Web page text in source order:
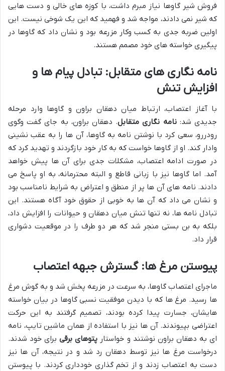
فروش شیر گاوها نیاز مبرم داشت، با کوزه های خالی و دست هایی
که شیر نمی دادند، مواجه شد و فهمید که این یک شوخی نیست. این
اولین ضربه جدی به کسب وکار مزرعه بود و نشان داد که گاوها در
پیگیری خواسته های خود مصمم هستند.
نامه نگاری های متقابل: تبادل پیام ها و
افزایش تنش
با آغاز اعتصاب، ارتباط میان دهقان براون و گاوها وارد مرحله
جدیدی شد:نامه نگاری متقابل. دهقان براون، به جای گفت وگوی
رودررو، سعی کرد با نوشتن نامه به گاوها، آن ها را به عقب نشینی
وادار کند. او از گاوها خواست که به کار خود بازگردند و تهدید کرد که
در صورت ادامه اعتصاب، مشکلات جدی برای آن ها پیش خواهد
آمد. اما گاوها نیز با زبانی قاطع و البته محترمانه، به او پاسخ می
دادند. نامه های آن ها پر از منطق و اعتراض به شرایط نامناسب بود
و نشان می داد که آن ها به خوبی از حقوق خود آگاه هستند. این
تبادل نامه ها، نه تنها تنش میان دهقان و حیوانات را افزایش داد،
بلکه به بن بستی منجر شد که هر دو طرف را در موقعیت دشواری
قرار داد.
پیوستن مرغ ها: گسترش جبهه اعتصاب
ماجرای اعتصاب گاوها، به سرعت در مزرعه پخش شد و به گوش مرغ
ها رسید. مرغ ها که با دیدن موفقیت نسبی گاوها در بیان خواسته
هایشان، جسارت پیدا کرده بودند، تصمیم گرفتند به این حرکت
اعتراضی بپیوندند. آن ها نیز با استفاده از همان ماشین تایپ، نامه
ای به دهقان براون نوشتند و خواستار پتوهای برقیبرای خود شدند.
درخواست مرغ ها نیز توسط دهقان رد شد و در نتیجه، آن ها نیز
دست به اعتصاب زدند و از تخم گذاری خودداری کردند. با پیوستن